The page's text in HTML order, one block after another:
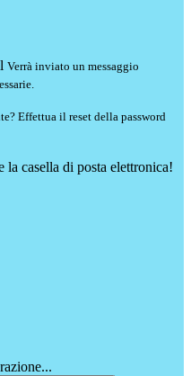
Verrà inviato un messaggio
Effettua il reset della password
casella di posta elettronica!